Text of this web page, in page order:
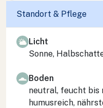
Standort & Pflege
Licht
Sonne,
Boden
neutral, feucht bis
humusreich,